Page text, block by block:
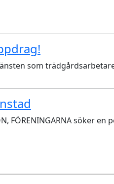
som
FÖRENINGARNA söker